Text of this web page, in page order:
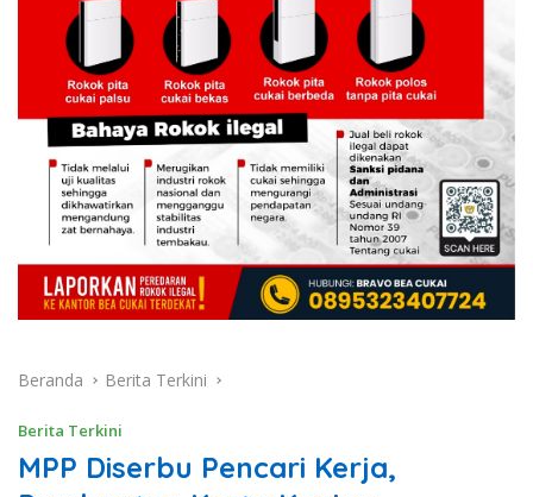
Beranda Berita Terkini
Berita Terkini
MPP Diserbu Pencari Kerja,